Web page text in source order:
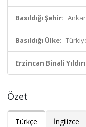
Basıldığı Şehir:
Basıldığı Ülke:
Erzincan Binali
Özet
Türkçe İngilizce